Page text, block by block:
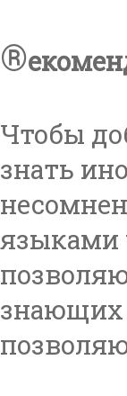
®
Чтобы
знать
языками
знающих